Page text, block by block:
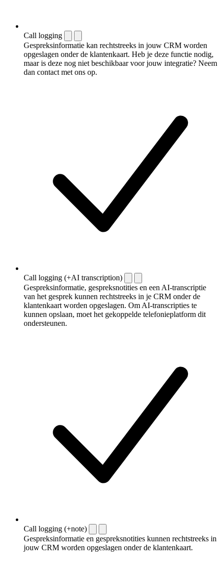
Call logging
Gespreksinformatie kan rechtstreeks in jouw CRM worden
opgeslagen onder de klantenkaart. Heb je deze functie nodig,
maar is deze nog niet beschikbaar voor jouw integratie? Neem
dan contact met ons op.
Call logging (+AI transcription)
Gespreksinformatie, gespreksnotities en een AI-transcriptie
van het gesprek kunnen rechtstreeks in je CRM onder de
klantenkaart worden opgeslagen. Om AI-transcripties te
kunnen opslaan, moet het gekoppelde telefonieplatform dit
ondersteunen.
Call logging (+note)
Gespreksinformatie en gespreksnotities kunnen rechtstreeks in
jouw CRM worden opgeslagen onder de klantenkaart.